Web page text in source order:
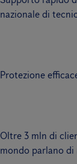
nazionale di
Protezione
Oltre 3 mln di
mondo parlano di